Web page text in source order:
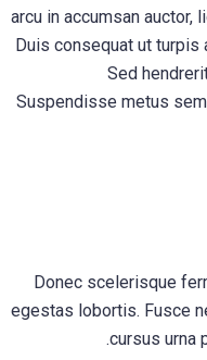
arcu in accumsan
Duis consequat ut turpis
Sed
Suspendisse metus
Donec scelerisque
egestas lobortis. Fusce
cursus urna